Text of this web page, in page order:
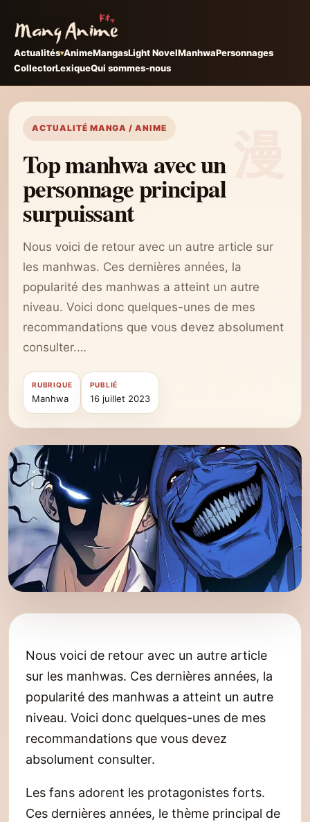
Actualités AnimeMangasLight NovelManhwaPersonnages
CollectorLexiqueQui sommes-nous
ACTUALITÉ MANGA / ANIME
Top manhwa avec un
personnage principal
surpuissant
Nous voici de retour avec un autre article sur
les manhwas. Ces dernières années, la
popularité des manhwas a atteint un autre
niveau. Voici donc quelques-unes de mes
recommandations que vous devez absolument
consulter.…
RUBRIQUE
Manhwa
PUBLIÉ
16 juillet 2023
Nous voici de retour avec un autre article
sur les manhwas. Ces dernières années, la
popularité des manhwas a atteint un autre
niveau. Voici donc quelques-unes de mes
recommandations que vous devez
absolument consulter.
Les fans adorent les protagonistes forts.
Ces dernières années, le thème principal de